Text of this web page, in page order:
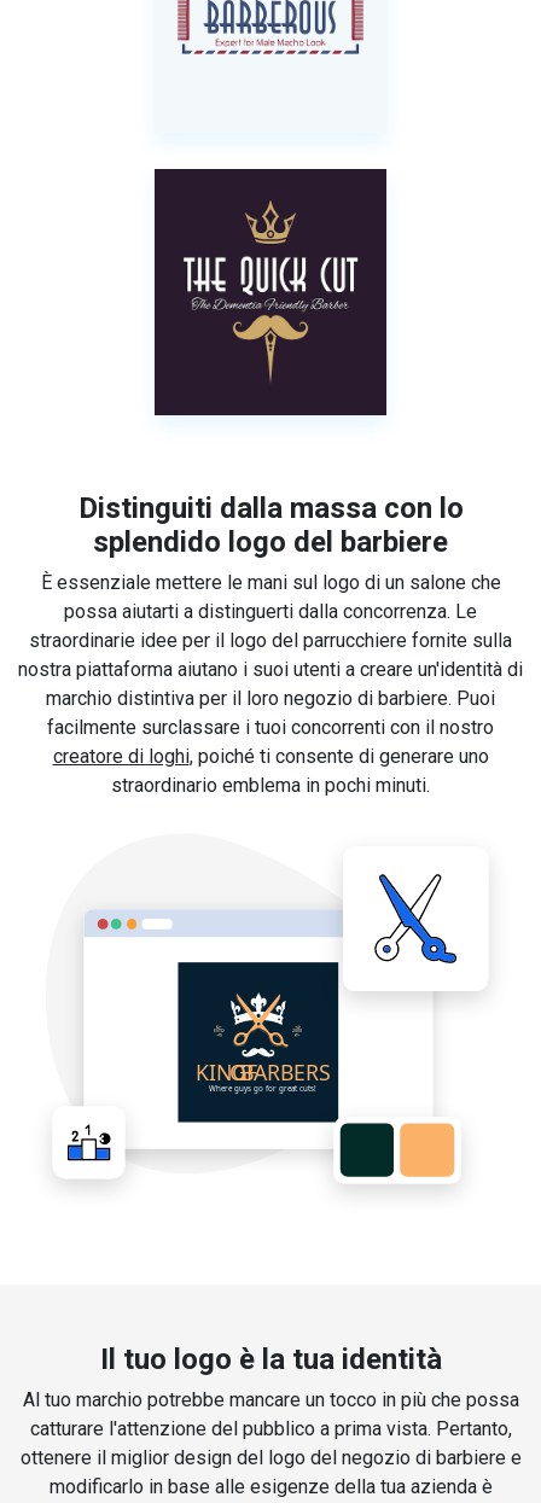
Distinguiti dalla massa con lo
splendido logo del barbiere
È essenziale mettere le mani sul logo di un salone che
possa aiutarti a distinguerti dalla concorrenza. Le
straordinarie idee per il logo del parrucchiere fornite sulla
nostra piattaforma aiutano i suoi utenti a creare un'identità di
marchio distintiva per il loro negozio di barbiere. Puoi
facilmente surclassare i tuoi concorrenti con il nostro
creatore di loghi, poiché ti consente di generare uno
straordinario emblema in pochi minuti.
Il tuo logo è la tua identità
Al tuo marchio potrebbe mancare un tocco in più che possa
catturare l'attenzione del pubblico a prima vista. Pertanto,
ottenere il miglior design del logo del negozio di barbiere e
modificarlo in base alle esigenze della tua azienda è